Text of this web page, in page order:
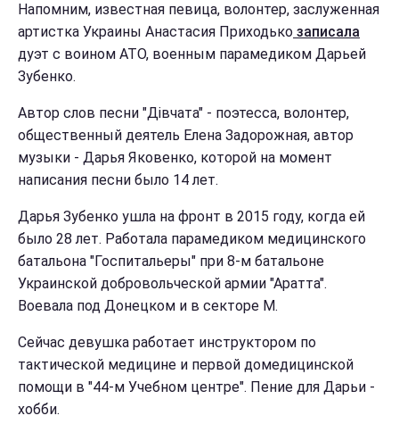
Напомним, известная певица, волонтер, заслуженная
артистка Украины Анастасия Приходько записала
дуэт с воином АТО, военным парамедиком Дарьей
Зубенко.
Автор слов песни "Дівчата" - поэтесса, волонтер,
общественный деятель Елена Задорожная, автор
музыки - Дарья Яковенко, которой на момент
написания песни было 14 лет.
Дарья Зубенко ушла на фронт в 2015 году, когда ей
было 28 лет. Работала парамедиком медицинского
батальона "Госпитальеры" при 8-м батальоне
Украинской добровольческой армии "Аратта".
Воевала под Донецком и в секторе М.
Сейчас девушка работает инструктором по
тактической медицине и первой домедицинской
помощи в "44-м Учебном центре". Пение для Дарьи -
хобби.